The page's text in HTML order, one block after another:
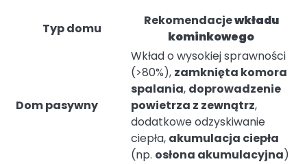
Typ domu
Rekomendacjewkładu
kominkowego
Dom pasywny
Wkład o wysokiej sprawności
(>80%), zamknięta komora
spalania, doprowadzenie
powietrza z zewnątrz,
dodatkowe odzyskiwanie
ciepła, akumulacja ciepła
(np. osłona akumulacyjna)